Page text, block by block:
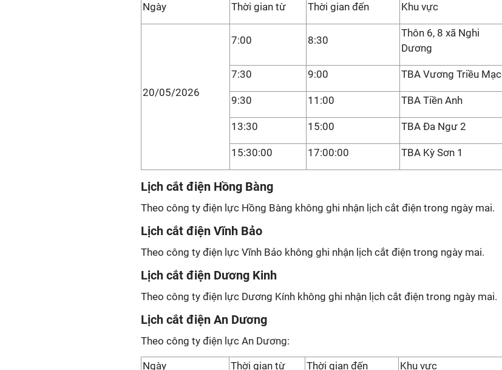
Ngày Thời gian từ Thời gian đến Khu vực
20/05/2026
7:00 8:30
Thôn 6, 8 xã Nghi
Dương
7:30 9:00 TBA Vương Triều Mạc
9:30 11:00 TBA Tiền Anh
13:30 15:00 TBA Đa Ngư 2
15:30:00 17:00:00 TBA Kỳ Sơn 1
Lịch cắt điện Hồng Bàng
Theo công ty điện lực Hồng Bàng không ghi nhận lịch cắt điện trong ngày mai.
Lịch cắt điện Vĩnh Bảo
Theo công ty điện lực Vĩnh Bảo không ghi nhận lịch cắt điện trong ngày mai.
Lịch cắt điện Dương Kinh
Theo công ty điện lực Dương Kính không ghi nhận lịch cắt điện trong ngày mai.
Lịch cắt điện An Dương
Theo công ty điện lực An Dương:
Ngày Thời gian từ Thời gian đến Khu vực